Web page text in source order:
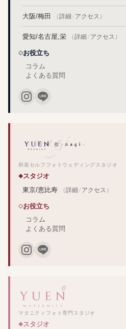
大阪/梅田 （詳細 / アクセス ）
愛知/名古屋,栄 （詳細 / アクセス ）
お役立ち
コラム
よくある質問
和装セルフフォトウェディングスタジオ
スタジオ
東京/恵比寿
（詳細 / アクセス ）
お役立ち
コラム
よくある質問
マタニティフォト専門スタジオ
スタジオ